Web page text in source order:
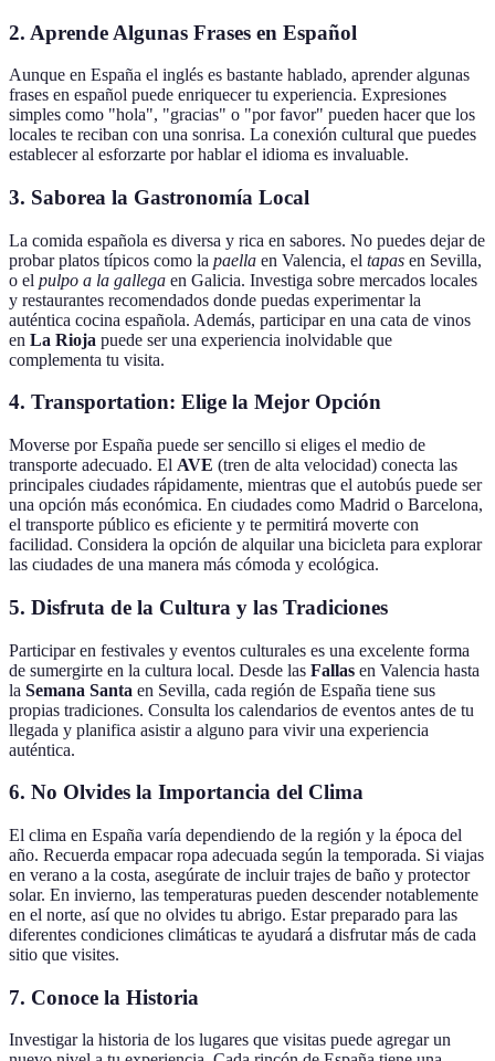
2. Aprende Algunas Frases en Español
Aunque en España el inglés es bastante hablado, aprender algunas
frases en español puede enriquecer tu experiencia. Expresiones
simples como "hola", "gracias" o "por favor" pueden hacer que los
locales te reciban con una sonrisa. La conexión cultural que puedes
establecer al esforzarte por hablar el idioma es invaluable.
3. Saborea la Gastronomía Local
La comida española es diversa y rica en sabores. No puedes dejar de
probar platos típicos como la paella en Valencia, el tapas en Sevilla,
o el pulpo a la gallega en Galicia. Investiga sobre mercados locales
y restaurantes recomendados donde puedas experimentar la
auténtica cocina española. Además, participar en una cata de vinos
en La Rioja puede ser una experiencia inolvidable que
complementa tu visita.
4. Transportation: Elige la Mejor Opción
Moverse por España puede ser sencillo si eliges el medio de
transporte adecuado. El AVE (tren de alta velocidad) conecta las
principales ciudades rápidamente, mientras que el autobús puede ser
una opción más económica. En ciudades como Madrid o Barcelona,
el transporte público es eficiente y te permitirá moverte con
facilidad. Considera la opción de alquilar una bicicleta para explorar
las ciudades de una manera más cómoda y ecológica.
5. Disfruta de la Cultura y las Tradiciones
Participar en festivales y eventos culturales es una excelente forma
de sumergirte en la cultura local. Desde las Fallas en Valencia hasta
la Semana Santa en Sevilla, cada región de España tiene sus
propias tradiciones. Consulta los calendarios de eventos antes de tu
llegada y planifica asistir a alguno para vivir una experiencia
auténtica.
6. No Olvides la Importancia del Clima
El clima en España varía dependiendo de la región y la época del
año. Recuerda empacar ropa adecuada según la temporada. Si viajas
en verano a la costa, asegúrate de incluir trajes de baño y protector
solar. En invierno, las temperaturas pueden descender notablemente
en el norte, así que no olvides tu abrigo. Estar preparado para las
diferentes condiciones climáticas te ayudará a disfrutar más de cada
sitio que visites.
7. Conoce la Historia
Investigar la historia de los lugares que visitas puede agregar un